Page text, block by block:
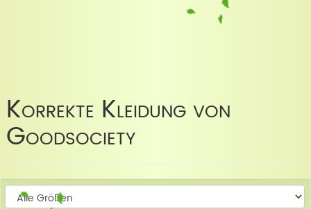
Korrekte Kleidung von
Goodsociety